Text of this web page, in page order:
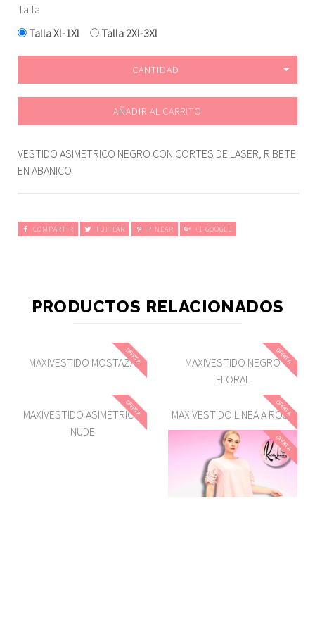
Talla
Talla Xl-1Xl
Talla 2Xl-3Xl
CANTIDAD
AÑADIR AL CARRITO
VESTIDO ASIMETRICO NEGRO CON CORTES DE LASER, RIBETE
EN ABANICO
COMPARTIR TUITEAR PINEAR +1 GOOGLE
PRODUCTOS RELACIONADOS
OFERTA
MAXIVESTIDO MOSTAZA OFERTA
MAXIVESTIDO NEGRO
FLORAL
OFERTA
MAXIVESTIDO ASIMETRICO
NUDE
OFERTA
MAXIVESTIDO LINEA A ROSA
OFERTA